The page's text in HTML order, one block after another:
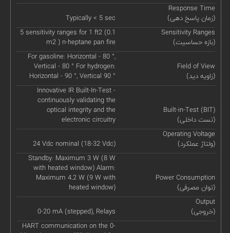
Response Time
(زمان پاسخ دهی)
Typically < 5 sec
Sensitivity Ranges
(بازه حساسیت)
5 sensitivity ranges for 1 ft2 (0.1
m2 ) n-heptane pan fire
Field of View
(زاویه دید)
For gasoline: Horizontal - 80 °,
Vertical - 80 ° For hydrogen:
Horizontal - 90 °, Vertical 90 °
Built-in-Test (BIT)
(تست داخلی)
Innovative IR Built-In-Test -
continuously validating the
optical integrity and the
electronic circuitry
Operating Voltage
(ولتاژ عملکرد)
24 Vdc nominal (18-32 Vdc)
Power Consumption
(توان مصرفی)
Standby: Maximum 3 W (8 W
with heated window) Alarm:
Maximum 4.2 W (9 W with
heated window)
Output
(خروجی)
0-20 mA (stepped), Relays
HART communication on the 0-